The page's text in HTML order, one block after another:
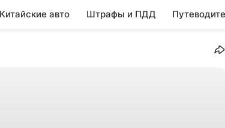
Китайские авто Штрафы и ПДД